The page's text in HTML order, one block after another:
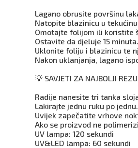
Lagano obrusite površinu
Natopite blazinicu u
Omotajte folijom ili koristite
Ostavite da djeluje 15 minuta.
Uklonite foliju i blazinicu te
Nakon uklanjanja, lagano
💡 SAVJETI ZA NAJBOLJI
Radije nanesite tri tanka
Lakirajte jednu ruku po jednu.
Uvijek zapečatite vrhove
Ako se proizvod ne
UV lampa: 120 sekundi
UV&LED lampa: 60 sekundi